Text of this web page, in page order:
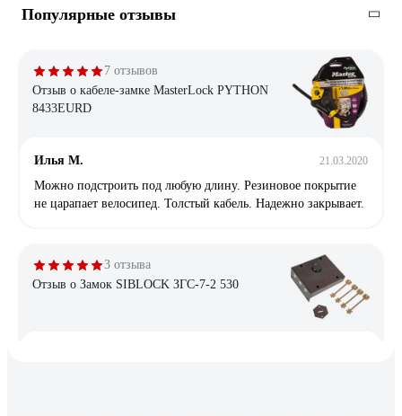
Популярные отзывы
7 отзывов
Отзыв о кабеле-замке MasterLock PYTHON
8433EURD
Илья М. 21.03.2020
Можно подстроить под любую длину. Резиновое покрытие
не царапает велосипед. Толстый кабель. Надежно закрывает.
3 отзыва
Отзыв о Замок SIBLOCK ЗГС-7-2 530